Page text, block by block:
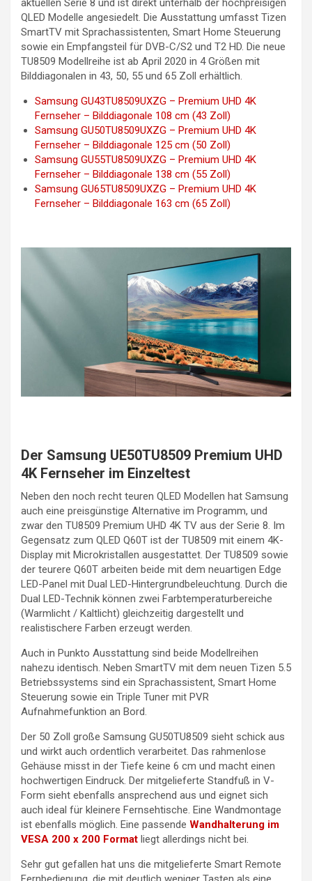
aktuellen Serie 8 und ist direkt unterhalb der hochpreisigen
QLED Modelle angesiedelt. Die Ausstattung umfasst Tizen
SmartTV mit Sprachassistenten, Smart Home Steuerung
sowie ein Empfangsteil für DVB-C/S2 und T2 HD. Die neue
TU8509 Modellreihe ist ab April 2020 in 4 Größen mit
Bilddiagonalen in 43, 50, 55 und 65 Zoll erhältlich.
Samsung GU43TU8509UXZG – Premium UHD 4K
Fernseher – Bilddiagonale 108 cm (43 Zoll)
Samsung GU50TU8509UXZG – Premium UHD 4K
Fernseher – Bilddiagonale 125 cm (50 Zoll)
Samsung GU55TU8509UXZG – Premium UHD 4K
Fernseher – Bilddiagonale 138 cm (55 Zoll)
Samsung GU65TU8509UXZG – Premium UHD 4K
Fernseher – Bilddiagonale 163 cm (65 Zoll)
Der Samsung UE50TU8509 Premium UHD
4K Fernseher im Einzeltest
Neben den noch recht teuren QLED Modellen hat Samsung
auch eine preisgünstige Alternative im Programm, und
zwar den TU8509 Premium UHD 4K TV aus der Serie 8. Im
Gegensatz zum QLED Q60T ist der TU8509 mit einem 4K-
Display mit Microkristallen ausgestattet. Der TU8509 sowie
der teurere Q60T arbeiten beide mit dem neuartigen Edge
LED-Panel mit Dual LED-Hintergrundbeleuchtung. Durch die
Dual LED-Technik können zwei Farbtemperaturbereiche
(Warmlicht / Kaltlicht) gleichzeitig dargestellt und
realistischere Farben erzeugt werden.
Auch in Punkto Ausstattung sind beide Modellreihen
nahezu identisch. Neben SmartTV mit dem neuen Tizen 5.5
Betriebssystems sind ein Sprachassistent, Smart Home
Steuerung sowie ein Triple Tuner mit PVR
Aufnahmefunktion an Bord.
Der 50 Zoll große Samsung GU50TU8509 sieht schick aus
und wirkt auch ordentlich verarbeitet. Das rahmenlose
Gehäuse misst in der Tiefe keine 6 cm und macht einen
hochwertigen Eindruck. Der mitgelieferte Standfuß in V-
Form sieht ebenfalls ansprechend aus und eignet sich
auch ideal für kleinere Fernsehtische. Eine Wandmontage
ist ebenfalls möglich. Eine passende Wandhalterung im
VESA 200 x 200 Format liegt allerdings nicht bei.
Sehr gut gefallen hat uns die mitgelieferte Smart Remote